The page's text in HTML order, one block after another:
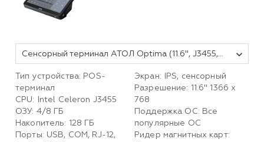
Сенсорный терминал АТОЛ Optima (11.6", J3455, 8 ГБ DDR3L, SSD 128 Гб M.2, без АКБ, без ОС). V7 Lite
Тип устройства: POS-
терминал
CPU: Intel Celeron J3455
ОЗУ: 4/8 ГБ
Накопитель: 128 ГБ
Порты: USB, COM, RJ-12,
Экран: IPS, сенсорный
Разрешение: 11.6" 1366 x
768
Поддержка ОС: Все
популярные ОС
Ридер магнитных карт: